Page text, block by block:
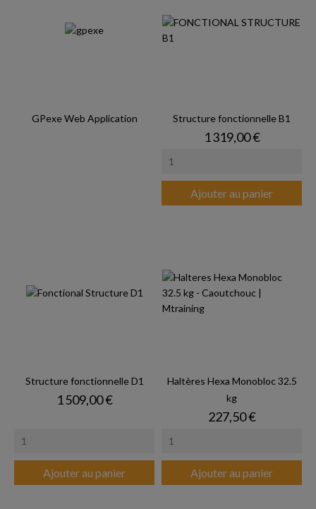
GPexe Web Application Structure fonctionnelle B1
Prix
1 319,00 €
Ajouter au panier
Structure fonctionnelle D1
Prix
1 509,00 €
Ajouter au panier
Haltères Hexa Monobloc 32.5
kg
Prix
227,50 €
Ajouter au panier